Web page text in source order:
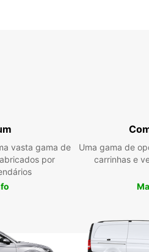
Além de explorar a
com o seu famoso castelo e
também utilizar a sua carrinha
os arredores, como o Castelo de
vasta gama de
por
Uma gama de
carrinhas e